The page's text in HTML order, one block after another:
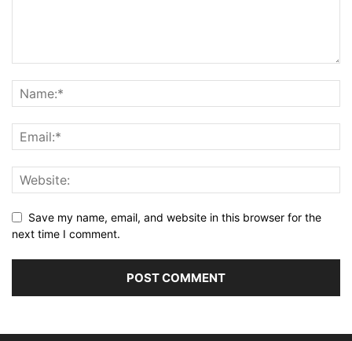
Save my name, email, and website in this browser for the
next time I comment.